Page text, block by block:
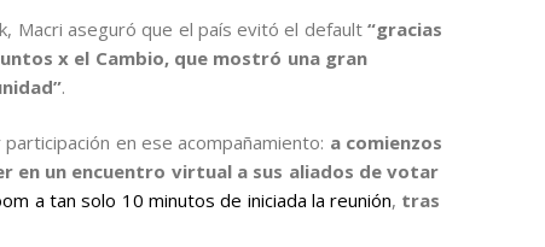
Macri aseguró que el país evitó el default“gracias
x el Cambio, que mostró una gran
.
en ese acompañamiento: a comienzos
en un encuentro virtual a sus aliados de votar
a tan solo 10 minutos de iniciada la reunión, tras